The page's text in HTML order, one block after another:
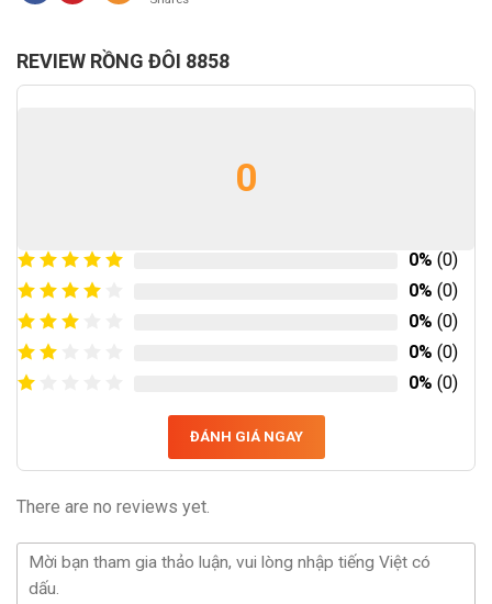
REVIEW RỒNG ĐÔI 8858
0
0% (0)
0% (0)
0% (0)
0% (0)
0% (0)
ĐÁNH GIÁ NGAY
There are no reviews yet.